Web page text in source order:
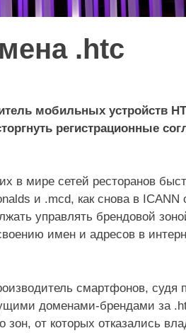
.htc
мобильных устройств
регистрационные
в мире сетей ресторанов
и .mcd, как снова в ICANN
управлять брендовой
имен и адресов в
смартфонов, судя
доменами-брендами за
от которых отказались